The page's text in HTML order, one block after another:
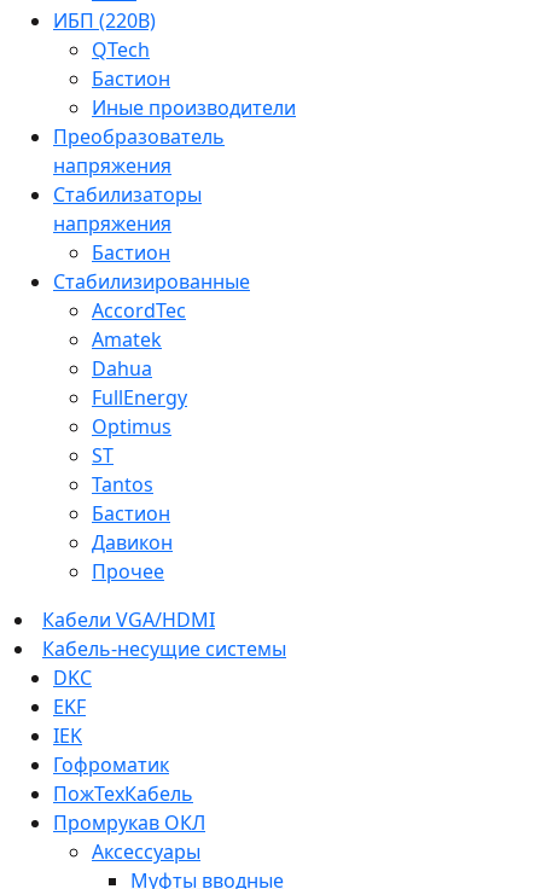
ИБП (220В)
QTech
Бастион
Иные производители
Преобразователь
напряжения
Стабилизаторы
напряжения
Бастион
Стабилизированные
AccordTec
Amatek
Dahua
FullEnergy
Optimus
ST
Tantos
Бастион
Давикон
Прочее
Кабели VGA/HDMI
Кабель-несущие системы
DKC
EKF
IEK
Гофроматик
ПожТехКабель
Промрукав ОКЛ
Аксессуары
Муфты вводные